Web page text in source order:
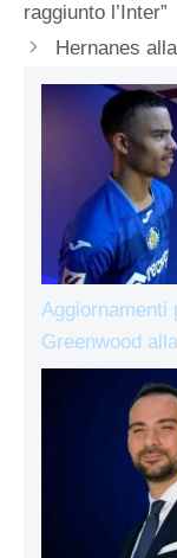
raggiunto l’Inter”
Hernanes
Aggiornamenti
Greenwood